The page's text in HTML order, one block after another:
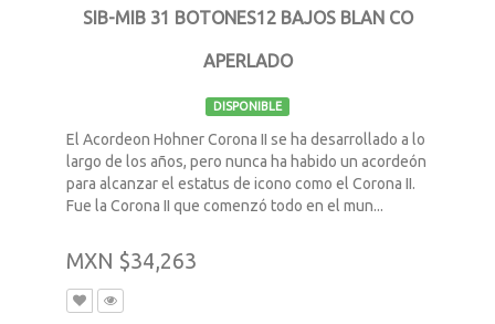
SIB-MIB 31 BOTONES12 BAJOS BLAN CO
APERLADO
DISPONIBLE
El Acordeon Hohner Corona II se ha desarrollado a lo
largo de los años, pero nunca ha habido un acordeón
para alcanzar el estatus de icono como el Corona II.
Fue la Corona II que comenzó todo en el mun...
MXN $34,263